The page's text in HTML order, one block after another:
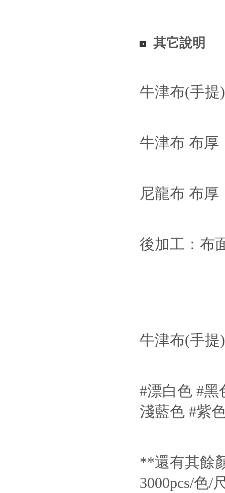
其它說明
牛津布(手提
牛津布 布厚
尼龍布 布厚
後加工：布
牛津布(手提
#漂白色 #黑
淺藍色 #紫
**還有其餘
3000pcs/色/